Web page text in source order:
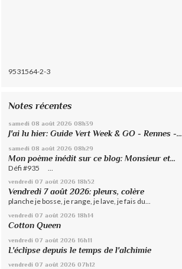
9531564-2-3
Notes récentes
samedi 08 août 2026 08h39
J'ai lu hier: Guide Vert Week & GO - Rennes -...
samedi 08 août 2026 08h29
Mon poème inédit sur ce blog: Monsieur et...
Défi #935 ...
vendredi 07 août 2026 18h52
Vendredi 7 août 2026: pleurs, colère
planche je bosse, je range, je lave, je fais du...
vendredi 07 août 2026 18h14
Cotton Queen
vendredi 07 août 2026 16h11
L'éclipse depuis le temps de l'alchimie
vendredi 07 août 2026 07h12